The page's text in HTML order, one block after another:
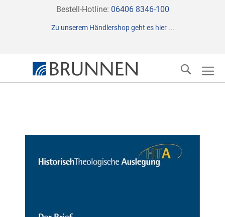
Direkt
Inhalt
Bestell-Hotline: 06406 8346-100
Zu unserem Händlershop geht es hier ...
Suche